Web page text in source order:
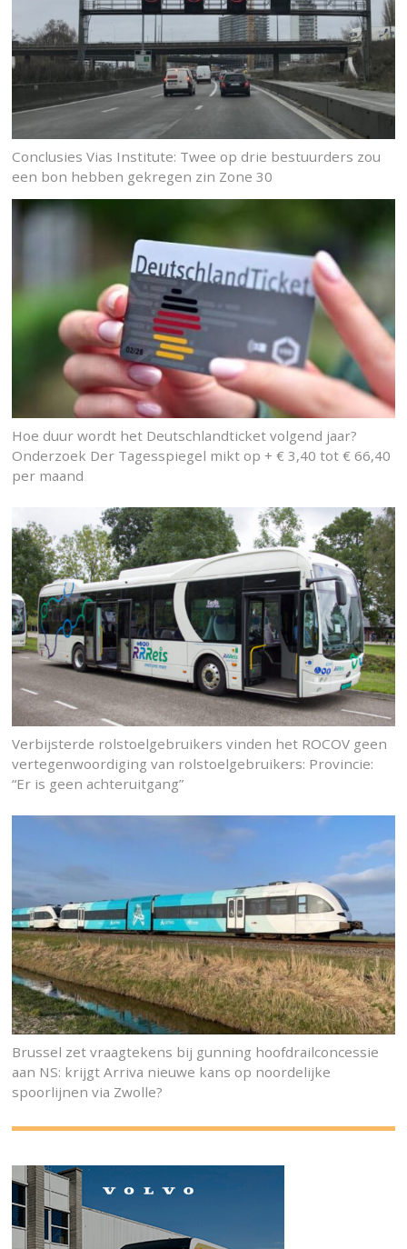
Conclusies Vias Institute: Twee op drie bestuurders zou
een bon hebben gekregen zin Zone 30
Hoe duur wordt het Deutschlandticket volgend jaar?
Onderzoek Der Tagesspiegel mikt op + € 3,40 tot € 66,40
per maand
Verbijsterde rolstoelgebruikers vinden het ROCOV geen
vertegenwoordiging van rolstoelgebruikers: Provincie:
“Er is geen achteruitgang”
Brussel zet vraagtekens bij gunning hoofdrailconcessie
aan NS: krijgt Arriva nieuwe kans op noordelijke
spoorlijnen via Zwolle?